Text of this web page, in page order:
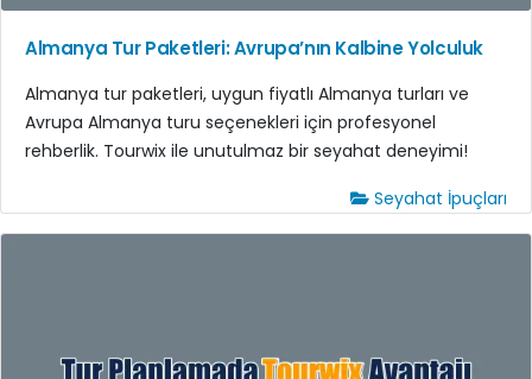
Almanya Tur Paketleri: Avrupa’nın Kalbine Yolculuk
Almanya tur paketleri, uygun fiyatlı Almanya turları ve
Avrupa Almanya turu seçenekleri için profesyonel
rehberlik. Tourwix ile unutulmaz bir seyahat deneyimi!
Seyahat İpuçları